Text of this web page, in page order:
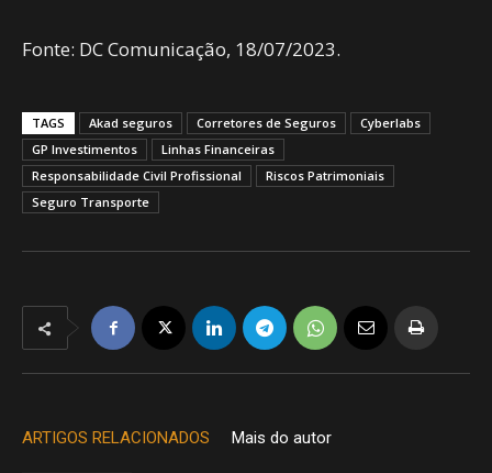
Fonte: DC Comunicação, 18/07/2023.
TAGS Akad seguros Corretores de Seguros
Cyberlabs
GP Investimentos
Linhas Financeiras
Responsabilidade Civil Profissional
Riscos Patrimoniais
Seguro Transporte
ARTIGOS RELACIONADOS Mais do autor